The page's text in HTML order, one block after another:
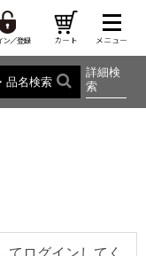
品名検索
詳細検
索
てログインしてく